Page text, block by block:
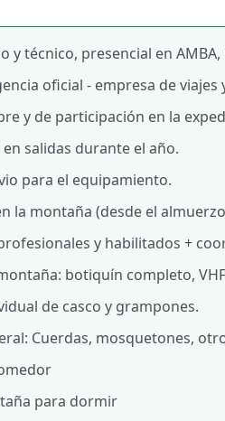
y técnico, presencial en
oficial - empresa de
y de participación en la
salidas durante el año.
para el equipamiento.
la montaña (desde el
y habilitados +
botiquín completo,
de casco y grampones.
Cuerdas, mosquetones,
para dormir